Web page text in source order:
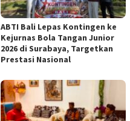
ABTI Bali Lepas Kontingen ke
Kejurnas Bola Tangan Junior
2026 di Surabaya, Targetkan
Prestasi Nasional